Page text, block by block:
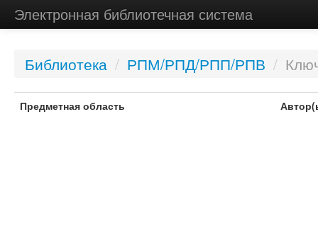
Электронная библиотечная система
Библиотека / РПМ/РПД/РПП/РПВ /
Предметная область